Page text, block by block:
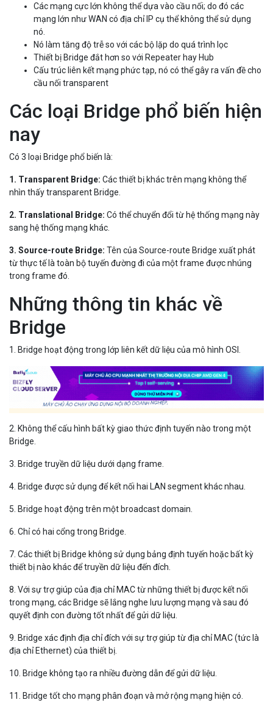
Các mạng cực lớn không thể dựa vào cầu nối; do đó các
mạng lớn như WAN có địa chỉ IP cụ thể không thể sử dụng
nó.
Nó làm tăng độ trễ so với các bộ lặp do quá trình lọc
Thiết bị Bridge đắt hơn so với Repeater hay Hub
Cấu trúc liên kết mạng phức tạp, nó có thể gây ra vấn đề cho
cầu nối transparent
Các loại Bridge phổ biến hiện
nay
Có 3 loại Bridge phổ biến là:
1. Transparent Bridge: Các thiết bị khác trên mạng không thể
nhìn thấy transparent Bridge.
2. Translational Bridge: Có thể chuyển đổi từ hệ thống mạng này
sang hệ thống mạng khác.
3. Source-route Bridge: Tên của Source-route Bridge xuất phát
từ thực tế là toàn bộ tuyến đường đi của một frame được nhúng
trong frame đó.
Những thông tin khác về
Bridge
1. Bridge hoạt động trong lớp liên kết dữ liệu của mô hình OSI.
2. Không thể cấu hình bất kỳ giao thức định tuyến nào trong một
Bridge.
3. Bridge truyền dữ liệu dưới dạng frame.
4. Bridge được sử dụng để kết nối hai LAN segment khác nhau.
5. Bridge hoạt động trên một broadcast domain.
6. Chỉ có hai cổng trong Bridge.
7. Các thiết bị Bridge không sử dụng bảng định tuyến hoặc bất kỳ
thiết bị nào khác để truyền dữ liệu đến đích.
8. Với sự trợ giúp của địa chỉ MAC từ những thiết bị được kết nối
trong mạng, các Bridge sẽ lắng nghe lưu lượng mạng và sau đó
quyết định con đường tốt nhất để gửi dữ liệu.
9. Bridge xác định địa chỉ đích với sự trợ giúp từ địa chỉ MAC (tức là
địa chỉ Ethernet) của thiết bị.
10. Bridge không tạo ra nhiều đường dẫn để gửi dữ liệu.
11. Bridge tốt cho mạng phân đoạn và mở rộng mạng hiện có.